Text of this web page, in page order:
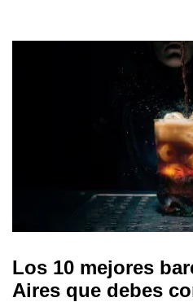
Los 10 mejores
Aires que debes